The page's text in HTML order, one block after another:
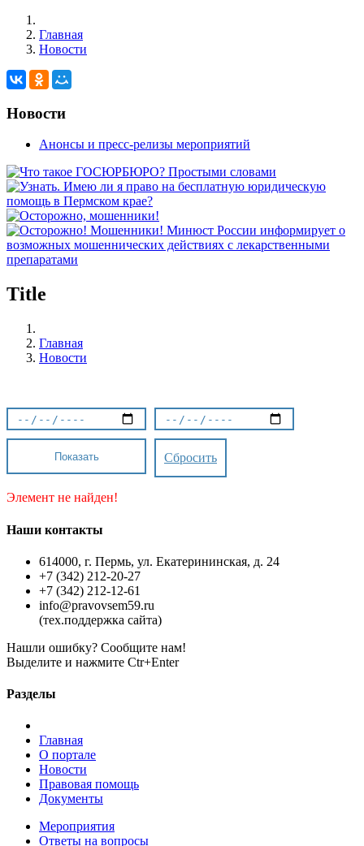
Главная
Новости
Новости
Анонсы и пресс-релизы мероприятий
Title
Главная
Новости
Показать Сбросить
Элемент не найден!
Наши контакты
614000, г. Пермь, ул. Екатерининская, д. 24
+7 (342) 212-20-27
+7 (342) 212-12-61
info@pravovsem59.ru
(тех.поддержка сайта)
Нашли ошибку? Сообщите нам!
Выделите и нажмите Ctr+Enter
Разделы
Главная
О портале
Новости
Правовая помощь
Документы
Мероприятия
Ответы на вопросы